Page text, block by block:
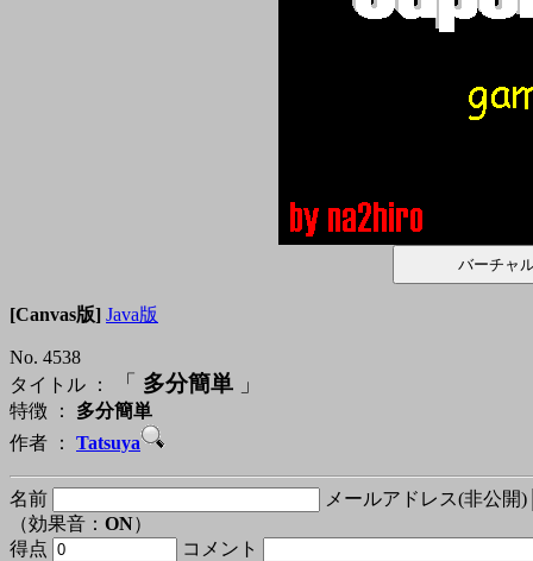
[Canvas版] Java版
No. 4538
タイトル ：
「 多分簡単 」
特徴 ： 多分簡単
作者 ： Tatsuya
名前
メールアドレス(非公開)
（効果音： ON）
得点
コメント